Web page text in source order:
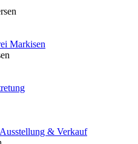
Markisen
& Verkauf